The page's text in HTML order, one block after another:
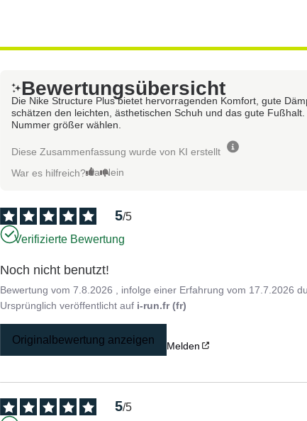
Bewertungsübersicht
Die Nike Structure Plus bietet hervorragenden Komfort, gute
schätzen den leichten, ästhetischen Schuh und das gute
Nummer größer wählen.
Diese Zusammenfassung wurde von KI erstellt
War es hilfreich? Ja Nein
5/5
Verifizierte Bewertung
Noch nicht benutzt!
Bewertung vom7.8.2026 , infolge einer Erfahrung vom 17.7.2026
Ursprünglich veröffentlicht auf i-run.fr (fr)
Originalbewertung anzeigen Melden
5/5